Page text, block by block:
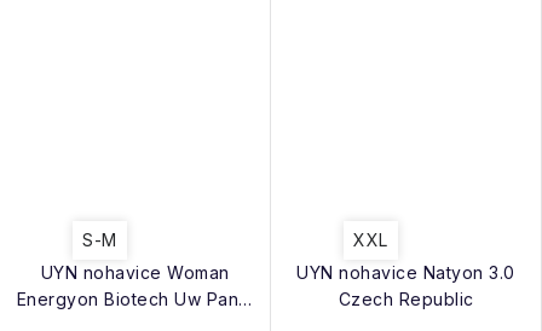
UYN nohavice Woman
Energyon Biotech Uw Pants
S-M
UYN nohavice Natyon 3.0
Czech Republic
XXL